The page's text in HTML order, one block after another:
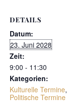
DETAILS
Datum:
23. Juni 2028
Zeit:
9:00 - 11:30
Kategorien:
Kulturelle Termine,
Politische Termine